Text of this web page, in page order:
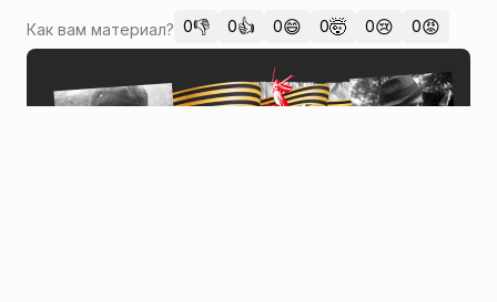
Как вам материал? 0👎 0👍 0😄 0🤯 0😢 0😡